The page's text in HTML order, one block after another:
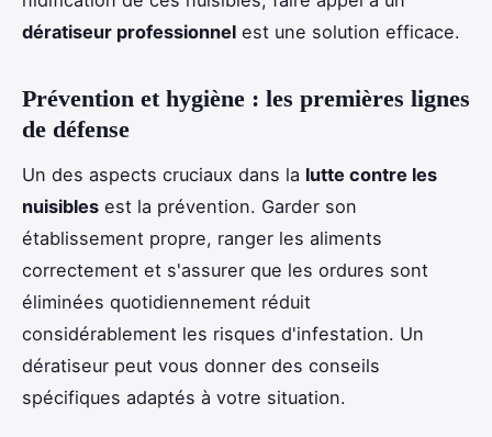
dératiseur professionnel est une solution efficace.
Prévention et hygiène : les premières lignes
de défense
Un des aspects cruciaux dans la lutte contre les
nuisibles est la prévention. Garder son
établissement propre, ranger les aliments
correctement et s'assurer que les ordures sont
éliminées quotidiennement réduit
considérablement les risques d'infestation. Un
dératiseur peut vous donner des conseils
spécifiques adaptés à votre situation.